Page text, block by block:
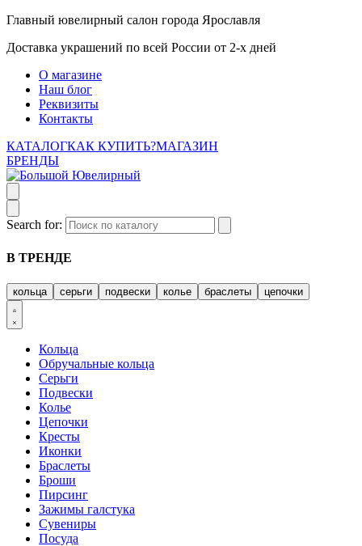
Главный ювелирный салон города Ярославля
Доставка украшений по всей России от 2-х дней
О магазине
Наш блог
Реквизиты
Контакты
КАТАЛОГКАК КУПИТЬ?МАГАЗИН
БРЕНДЫ
Search for:
В ТРЕНДЕ
кольца серьги подвески колье браслеты цепочки
Кольца
Обручальные кольца
Серьги
Подвески
Колье
Цепочки
Кресты
Иконки
Браслеты
Броши
Пирсинг
Зажимы галстука
Сувениры
Посуда